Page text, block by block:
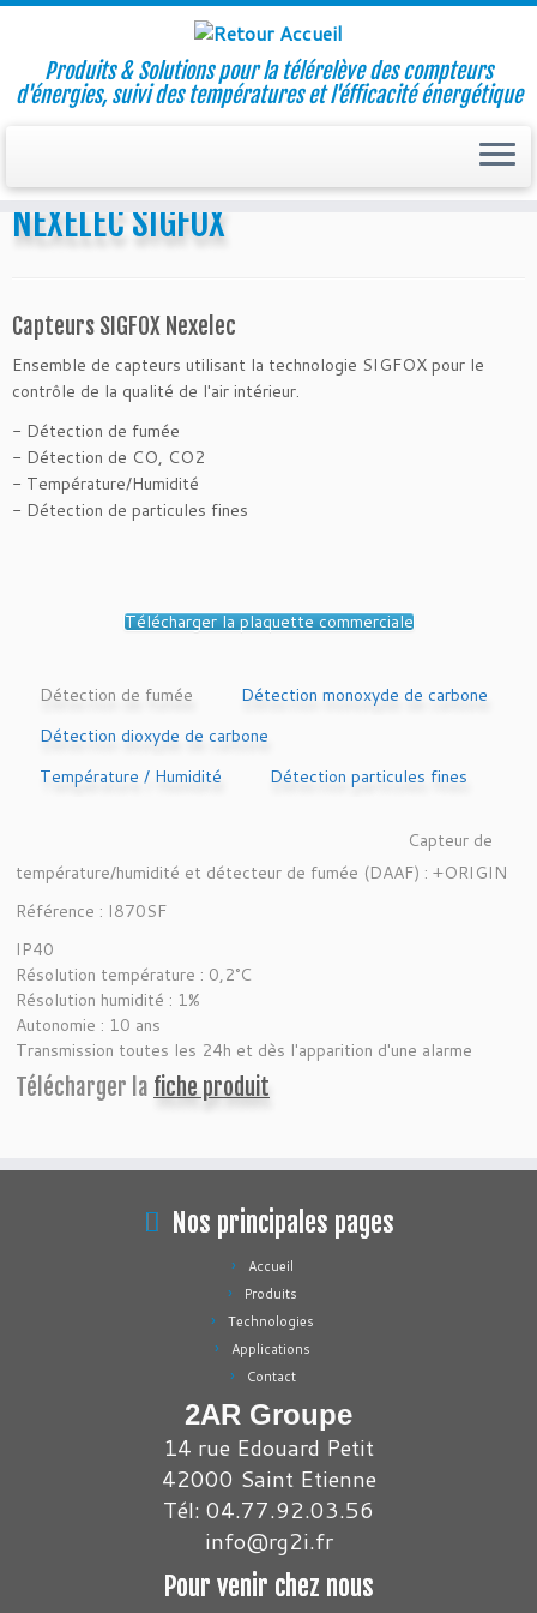
content
Produits & Solutions pour la télérelève des compteurs
d'énergies, suivi des températures et l'éfficacité énergétique
NEXELEC SIGFOX
Capteurs SIGFOX Nexelec
Ensemble de capteurs utilisant la technologie SIGFOX pour le
contrôle de la qualité de l'air intérieur.
- Détection de fumée
- Détection de CO, CO2
- Température/Humidité
- Détection de particules fines
Télécharger la plaquette commerciale
Détection de fumée
Détection monoxyde de carbone
Détection dioxyde de carbone
Température / Humidité
Détection particules fines
Capteur de
température/humidité et détecteur de fumée (DAAF) : +ORIGIN
Référence : I870SF
IP40
Résolution température : 0,2°C
Résolution humidité : 1%
Autonomie : 10 ans
Transmission toutes les 24h et dès l'apparition d'une alarme
Télécharger la fiche produit
Nos principales pages
Accueil
Produits
Technologies
Applications
Contact
2AR Groupe
14 rue Edouard Petit
42000 Saint Etienne
Tél: 04.77.92.03.56
info@rg2i.fr
Pour venir chez nous